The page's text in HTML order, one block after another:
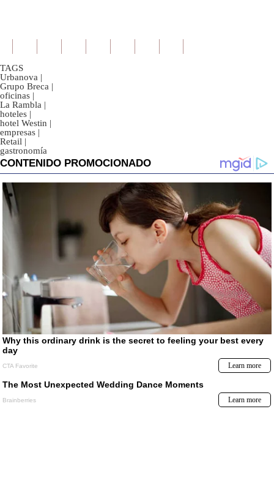
TAGS
Urbanova |
Grupo Breca |
oficinas |
La Rambla |
hoteles |
hotel Westin |
empresas |
Retail |
gastronomía